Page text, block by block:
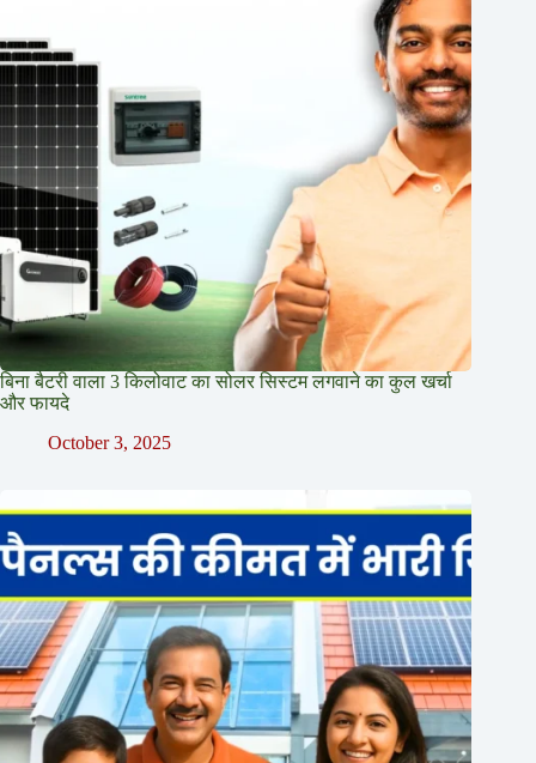
बिना बैटरी वाला 3 किलोवाट का सोलर सिस्टम लगवाने का कुल खर्चा
और फायदे
October 3, 2025